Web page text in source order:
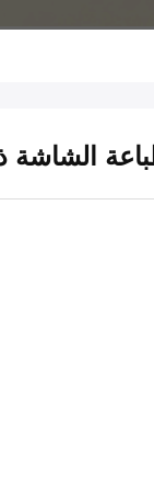
الشاشة